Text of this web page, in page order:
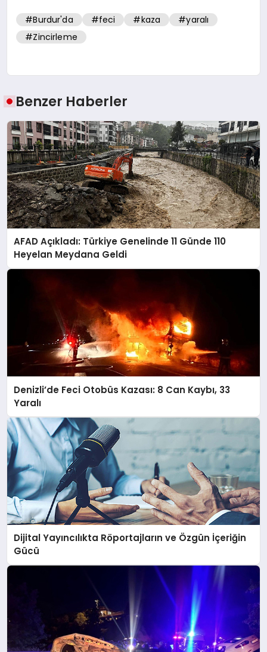
#Burdur'da #feci #kaza
#yaralı
#Zincirleme
Benzer Haberler
AFAD Açıkladı: Türkiye Genelinde 11 Günde 110
Heyelan Meydana Geldi
Denizli’de Feci Otobüs Kazası: 8 Can Kaybı, 33
Yaralı
Dijital Yayıncılıkta Röportajların ve Özgün İçeriğin
Gücü